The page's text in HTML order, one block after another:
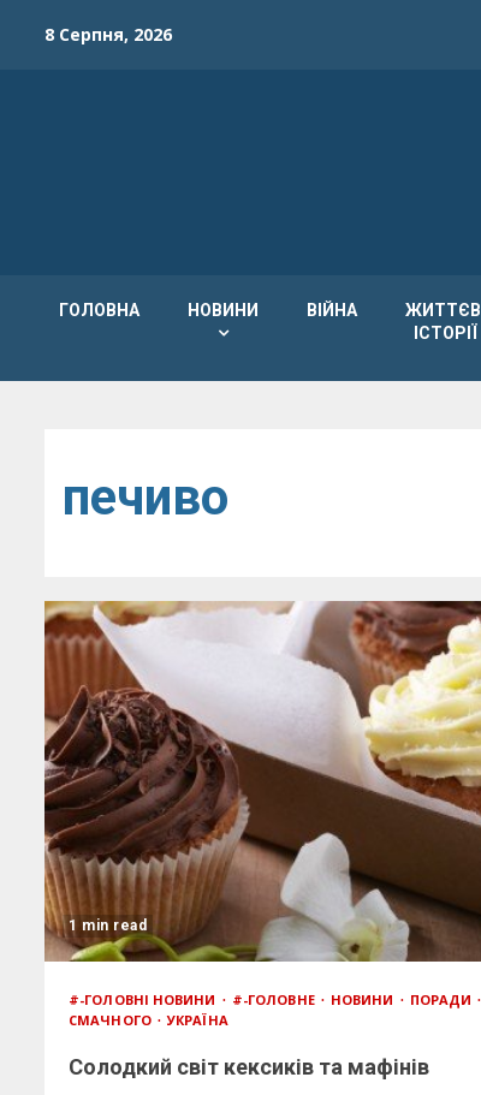
8 Серпня, 2026
ГОЛОВНА НОВИНИ ВІЙНА
ЖИТТЄВІ
ІСТОРІЇ
печиво
1 min read
#-ГОЛОВНІ НОВИНИ #-ГОЛОВНЕ НОВИНИ
ПОРАДИ
СМАЧНОГО
УКРАЇНА
Солодкий світ кексиків та мафінів